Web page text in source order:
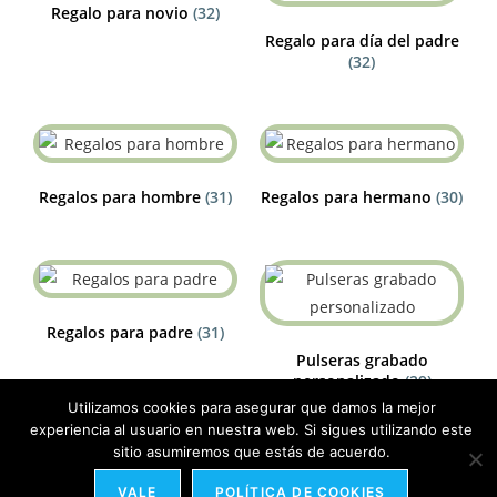
Regalo para novio (32)
Regalo para día del padre
(32)
Regalos para hombre (31) Regalos para hermano (30)
Regalos para padre (31)
Pulseras grabado
personalizado(29)
Utilizamos cookies para asegurar que damos la mejor
experiencia al usuario en nuestra web. Si sigues utilizando este
sitio asumiremos que estás de acuerdo.
VALE POLÍTICA DE COOKIES